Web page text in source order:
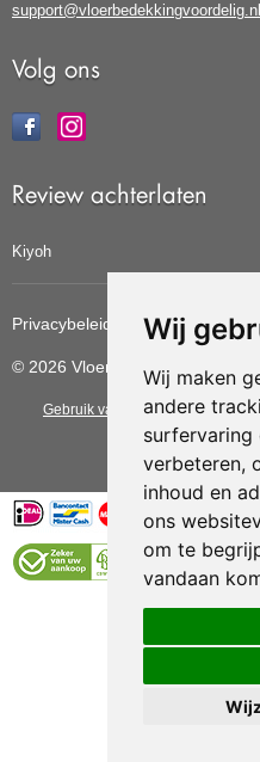
Wij
Wij maken
andere
verbeteren,
inhoud en
ons
om te
vandaan
support@vloerbedekkingvoordelig.nl
Volg ons
Review achterlaten
Kiyoh
Privacybeleid Cookiebeleid
© 2026 Vloerbedekkingvoordelig
Gebruik van deze site betekent